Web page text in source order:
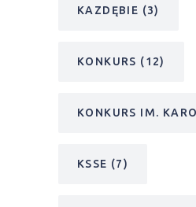
KAZDĘBIE (3)
KONKURS (12)
KONKURS IM.
KSSE (7)